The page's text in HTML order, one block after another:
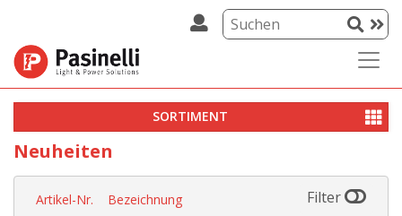
SORTIMENT
Neuheiten
Artikel-Nr. Bezeichnung Filter